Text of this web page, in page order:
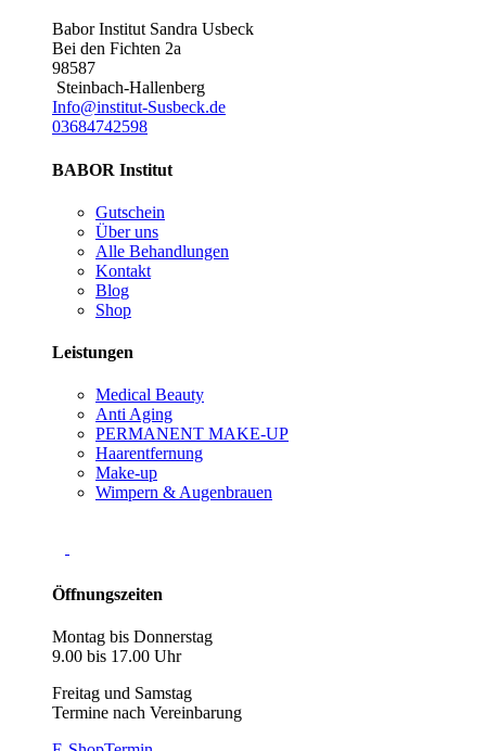
Babor Institut Sandra Usbeck
Bei den Fichten 2a
98587
Steinbach-Hallenberg
Info@institut-Susbeck.de
03684742598
BABOR Institut
Gutschein
Über uns
Alle Behandlungen
Kontakt
Blog
Shop
Leistungen
Medical Beauty
Anti Aging
PERMANENT MAKE-UP
Haarentfernung
Make-up
Wimpern & Augenbrauen
Öffnungszeiten
Montag bis Donnerstag
9.00 bis 17.00 Uhr
Freitag und Samstag
Termine nach Vereinbarung